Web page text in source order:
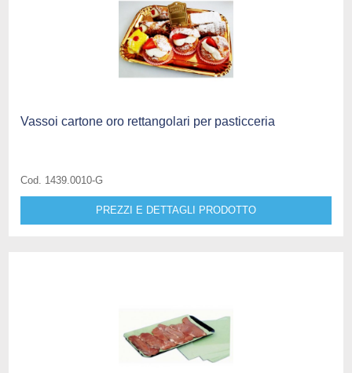
Vassoi cartone oro rettangolari per pasticceria
Cod. 1439.0010-G
PREZZI E DETTAGLI PRODOTTO